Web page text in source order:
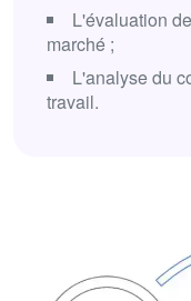
L'évaluation
marché ;
L'analyse du
travail.